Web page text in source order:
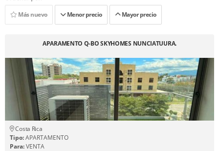
Más nuevo
Menor precio Mayor precio
APARAMENTO Q-BO SKYHOMES NUNCIATUURA.
Costa Rica
Tipo:APARTAMENTO
Para:VENTA